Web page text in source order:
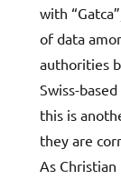
with
of data
authorities
Swiss-
this is
they are
As